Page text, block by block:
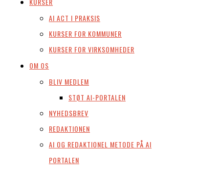
AI ACT I PRAKSIS
KURSER FOR KOMMUNER
KURSER FOR VIRKSOMHEDER
OM OS
BLIV MEDLEM
STØT AI-PORTALEN
NYHEDSBREV
REDAKTIONEN
AI OG REDAKTIONEL METODE PÅ AI
PORTALEN